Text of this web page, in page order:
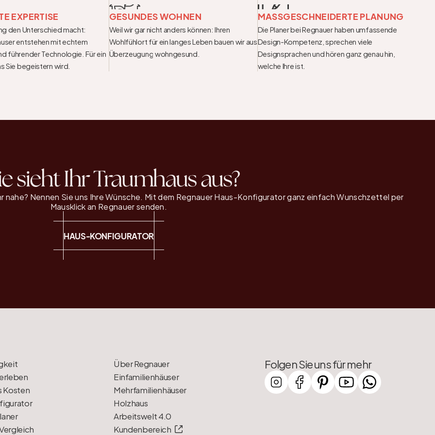
EXPERTISE
den Unterschied macht:
entstehen mit echtem
führender Technologie. Für ein
Sie begeistern wird.
GESUNDES WOHNEN
Weil wir gar nicht anders können: Ihren
Wohlfühlort für ein langes Leben bauen wir aus
Überzeugung wohngesund.
MASSGESCHNEIDERTE PLANUNG
Die Planer bei Regnauer haben umfassende
Design-Kompetenz, sprechen viele
Designsprachen und hören ganz genau hin,
welche Ihre ist.
sieht Ihr Traumhaus aus?
nahe? Nennen Sie uns Ihre Wünsche. Mit dem Regnauer Haus-Konfigurator ganz einfach Wunschzettel per
Mausklick an Regnauer senden.
HAUS-KONFIGURATOR
Kosten
Über Regnauer
Einfamilienhäuser
Mehrfamilienhäuser
Holzhaus
Arbeitswelt 4.0
Kundenbereich
Folgen Sie uns für mehr